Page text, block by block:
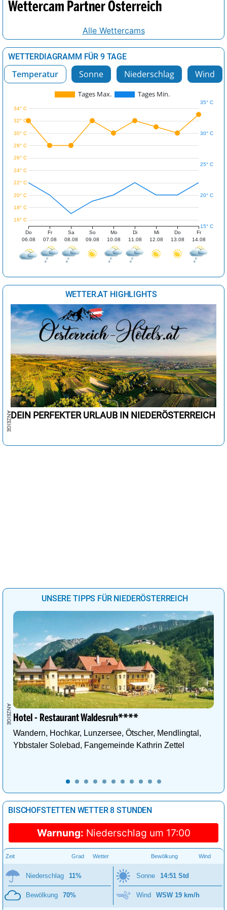
Wettercam Partner Österreich
Alle Wettercams
WETTERDIAGRAMM FÜR 9 TAGE
Temperatur Sonne Niederschlag Wind
Tages Max. Tages Min.
Do
06.08
Fr
07.08
Sa
08.08
So
09.08
Mo
10.08
Di
11.08
Mi
12.08
Do
13.08
Fr
14.08
16° C
18° C
20° C
22° C
24° C
26° C
28° C
30° C
32° C
34° C
15° C
20° C
25° C
30° C
35° C
WETTER.AT HIGHLIGHTS
DEIN PERFEKTER URLAUB IN NIEDERÖSTERREICH
UNSERE TIPPS FÜR NIEDERÖSTERREICH
Hotel - Restaurant Waldesruh****
Wandern, Hochkar, Lunzersee, Ötscher, Mendlingtal,
Ybbstaler Solebad, Fangemeinde Kathrin Zettel
BISCHOFSTETTEN WETTER 8 STUNDEN
Warnung: Niederschlag um 17:00
Zeit Grad Wetter Bewölkung Wind
Niederschlag 11%
Bewölkung 70%
Sonne 14:51 Std
Wind WSW 19 km/h